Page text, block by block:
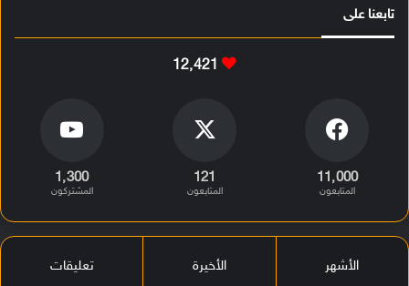
تابعنا على
12٬421
11٬000
المتابعون
121
المتابعون
1٬300
المشتركون
الأشهر الأخيرة تعليقات